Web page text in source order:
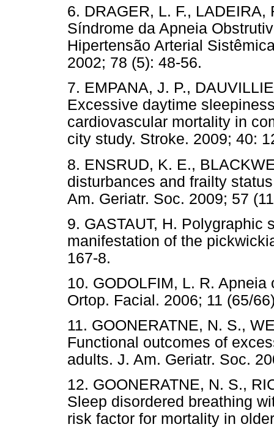
6. DRAGER, L. F., LADEIRA,
Síndrome da Apneia
Hipertensão Arterial
2002; 78 (5): 48-56.
7. EMPANA, J. P.,
Excessive daytime
cardiovascular mortality in
city study. Stroke. 2009; 40:
8. ENSRUD, K. E.,
disturbances and frailty
Am. Geriatr. Soc. 2009; 57
9. GASTAUT, H. Polygraphic
manifestation of the
167-8.
10. GODOLFIM, L. R.
Ortop. Facial. 2006; 11 (65/
11. GOONERATNE, N. S.,
Functional outcomes of
adults. J. Am. Geriatr. Soc.
12. GOONERATNE, N. S.,
Sleep disordered breathing
risk factor for mortality in